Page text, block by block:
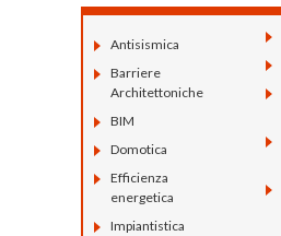
Antisismica
Barriere
Architettoniche
BIM
Domotica
Efficienza
energetica
Impiantistica